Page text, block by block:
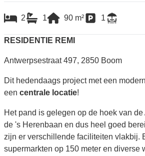
2 1 90 m² 1
RESIDENTIE REMI
Antwerpsestraat 497, 2850 Boom
Dit hedendaags project met een
een centrale locatie!
Het pand is gelegen op de hoek van
de 's Herenbaan en dus heel goed
zijn er verschillende faciliteiten vlakbij.
supermarkten op 150 meter en diverse